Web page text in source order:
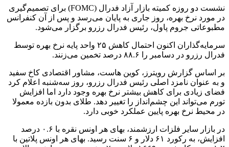
نشست دو روزه کمیته بازار آزاد فدرال (FOMC) برای تصمیم‌گیری
در مورد نرخ بهره، روز جاری به پایان می‌رسد و پس از آن کنفرانس
مطبوعاتی جروم پاول، رئیس فدرال رزرو برگزار می‌شود.
سرمایه‌گذاران اکنون احتمال کاهش ۲۵ واحد پایه نرخ بهره توسط
فدرال رزرو در دسامبر را ۸۸.۶ درصد تخمین می‌زنند.
بر اساس گزارش رویترز، کوین هاست، مشاور اقتصادی کاخ سفید
و به عنوان نامزد اصلی رئیس فدرال رزرو، روز سه‌شنبه اعلام کرد
فضای زیادی برای کاهش بیشتر نرخ بهره وجود دارد اما افزایش
تورم می‌تواند این چشم‌انداز را تغییر دهد. طلای بدون بازده معمولا
در محیط نرخ بهره پایین عملکرد خوبی دارد.
در بازار سایر فلزات ارزشمند، بهای هر اونس نقره با ۰.۶ درصد
افزایش، به رکورد ۶۱ دلار و ۶ سنت رسید. بهای هر اونس پلاتین با